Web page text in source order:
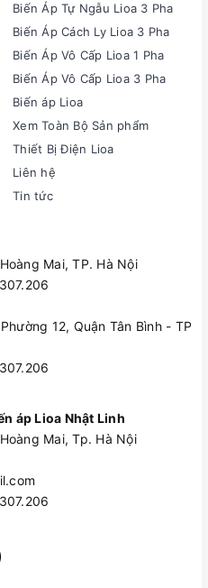
Biến Áp Tự Ngẫu Lioa 3 Pha
Biến Áp Cách Ly Lioa 3 Pha
Biến Áp Vô Cấp Lioa 1 Pha
Biến Áp Vô Cấp Lioa 3 Pha
Biến áp Lioa
Xem Toàn Bộ Sản phẩm
Thiết Bị Điện Lioa
Liên hệ
Tin tức
Mai, TP. Hà Nội
12, Quận Tân Bình - TP
áp Lioa Nhật Linh
Mai, Tp. Hà Nội